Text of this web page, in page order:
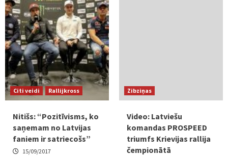
Citi veidi Rallijkross
Nitišs: “Pozitīvisms, ko
saņemam no Latvijas
faniem ir satriecošs”
15/09/2017
Zibziņas
Video: Latviešu
komandas PROSPEED
triumfs Krievijas rallija
čempionātā